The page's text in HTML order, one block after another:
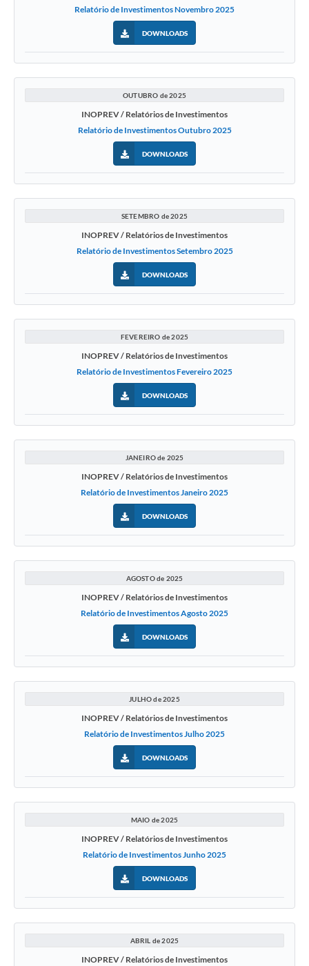
Relatório de Investimentos Novembro 2025
DOWNLOADS
OUTUBRO de 2025
INOPREV / Relatórios de Investimentos
Relatório de Investimentos Outubro 2025
DOWNLOADS
SETEMBRO de 2025
INOPREV / Relatórios de Investimentos
Relatório de Investimentos Setembro 2025
DOWNLOADS
FEVEREIRO de 2025
INOPREV / Relatórios de Investimentos
Relatório de Investimentos Fevereiro 2025
DOWNLOADS
JANEIRO de 2025
INOPREV / Relatórios de Investimentos
Relatório de Investimentos Janeiro 2025
DOWNLOADS
AGOSTO de 2025
INOPREV / Relatórios de Investimentos
Relatório de Investimentos Agosto 2025
DOWNLOADS
JULHO de 2025
INOPREV / Relatórios de Investimentos
Relatório de Investimentos Julho 2025
DOWNLOADS
MAIO de 2025
INOPREV / Relatórios de Investimentos
Relatório de Investimentos Junho 2025
DOWNLOADS
ABRIL de 2025
INOPREV / Relatórios de Investimentos